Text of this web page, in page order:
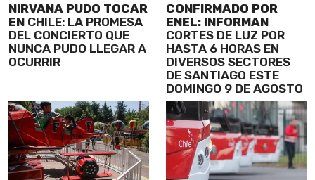
NIRVANA PUDO TOCAR
EN CHILE: LA PROMESA
DEL CONCIERTO QUE
NUNCA PUDO LLEGAR A
OCURRIR
CONFIRMADO POR
ENEL: INFORMAN
CORTES DE LUZ POR
HASTA 6 HORAS EN
DIVERSOS SECTORES
DE SANTIAGO ESTE
DOMINGO 9 DE AGOSTO